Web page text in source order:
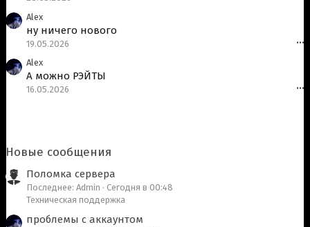
Alex
ну ничего нового
19.05.2026 •••
Alex
А можно РЭЙТЫ
16.05.2026 •••
Новые сообщения
Поломка сервера
Последнее: Admin
Сегодня в 00:48
Техническая поддержка
проблемы с аккаунтом